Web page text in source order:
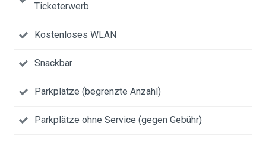
Ticketerwerb
Kostenloses WLAN
Snackbar
Parkplätze (begrenzte Anzahl)
Parkplätze ohne Service (gegen Gebühr)